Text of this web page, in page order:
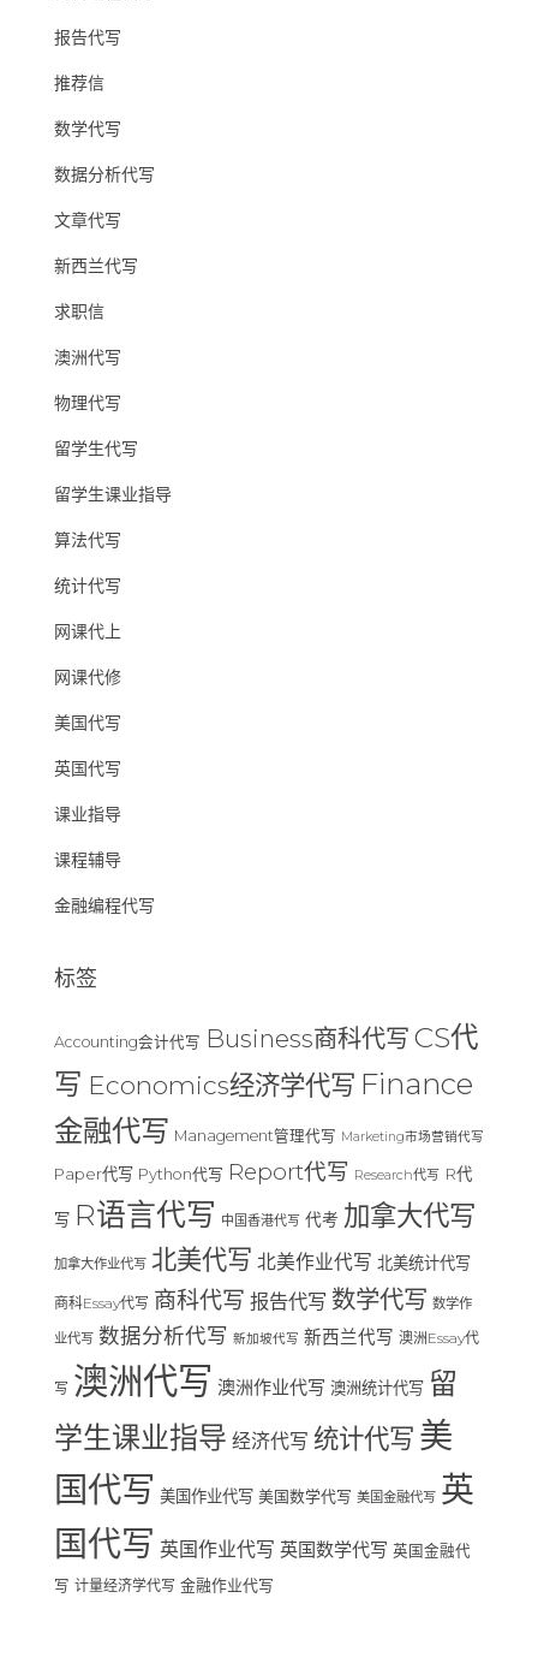
报告代写
推荐信
数学代写
数据分析代写
文章代写
新西兰代写
求职信
澳洲代写
物理代写
留学生代写
留学生课业指导
算法代写
统计代写
网课代上
网课代修
美国代写
英国代写
课业指导
课程辅导
金融编程代写
标签
Accounting会计代写 Business商科代写 CS代
写 Economics经济学代写 Finance
金融代写 Management管理代写 Marketing市场营销代写
Paper代写 Python代写 Report代写 Research代写 R代
写 R语言代写 中国香港代写 代考 加拿大代写
加拿大作业代写 北美代写 北美作业代写 北美统计代写
商科Essay代写 商科代写 报告代写 数学代写 数学作
业代写 数据分析代写 新加坡代写 新西兰代写 澳洲Essay代
写 澳洲代写 澳洲作业代写 澳洲统计代写 留
学生课业指导 经济代写 统计代写 美
国代写 美国作业代写 美国数学代写 美国金融代写 英
国代写 英国作业代写 英国数学代写 英国金融代
写 计量经济学代写 金融作业代写